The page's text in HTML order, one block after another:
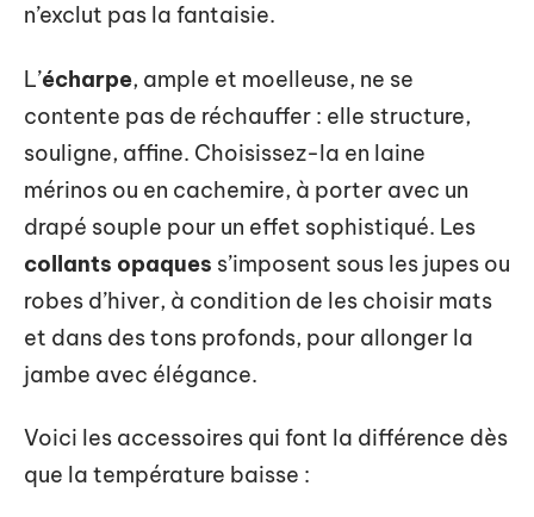
n’exclut pas la fantaisie.
L’écharpe, ample et moelleuse, ne se
contente pas de réchauffer : elle structure,
souligne, affine. Choisissez-la en laine
mérinos ou en cachemire, à porter avec un
drapé souple pour un effet sophistiqué. Les
collants opaques s’imposent sous les jupes ou
robes d’hiver, à condition de les choisir mats
et dans des tons profonds, pour allonger la
jambe avec élégance.
Voici les accessoires qui font la différence dès
que la température baisse :